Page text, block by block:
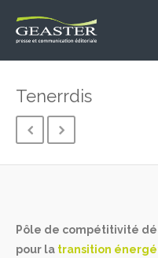
Tenerrdis
Pôle de compétitivité
pour la transition